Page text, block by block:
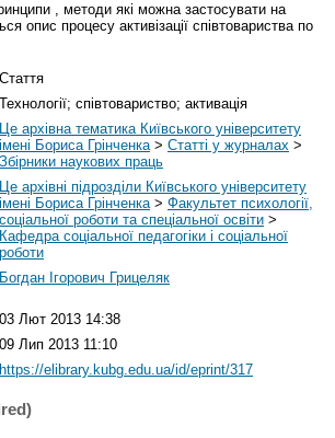
, методи які можна застосувати на
опис процесу активізації співтовариства по
Стаття
Технології; співтовариство; активація
Це архівна тематика Київського університету
імені Бориса Грінченка> Статті у журналах >
Збірники наукових праць
Це архівні підрозділи Київського університету
імені Бориса Грінченка> Факультет психології,
соціальної роботи та спеціальної освіти >
Кафедра соціальної педагогіки і соціальної
роботи
Богдан Ігорович Грицеляк
03 Лют 2013 14:38
09 Лип 2013 11:10
https://elibrary.kubg.edu.ua/id/eprint/317